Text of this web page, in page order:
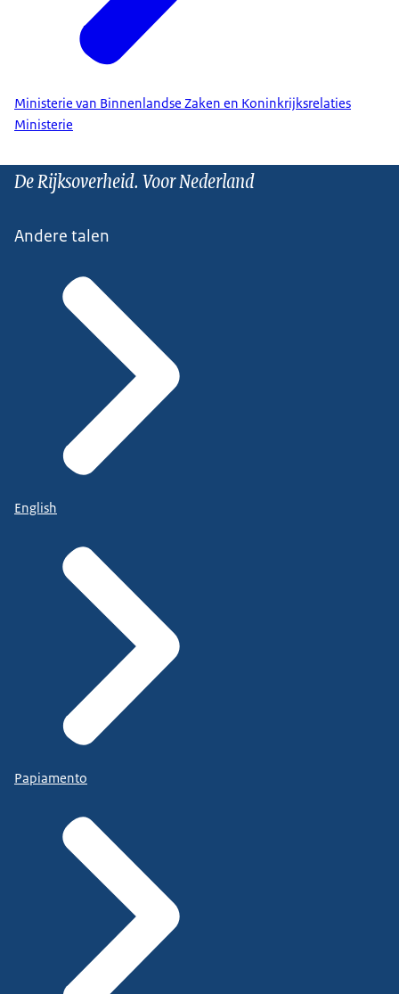
Ministerie van Binnenlandse Zaken en Koninkrijksrelaties
Ministerie
De Rijksoverheid. Voor Nederland
Andere talen
English
Papiamento